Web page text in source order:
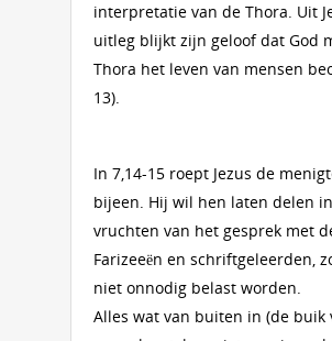
interpretatie van de Thora. Uit
uitleg blijkt zijn geloof dat God
Thora het leven van mensen
13).
In 7,14-15 roept Jezus de
bijeen. Hij wil hen laten delen
vruchten van het gesprek met
Farizeeën en schriftgeleerden,
niet onnodig belast worden.
Alles wat van buiten in (de buik